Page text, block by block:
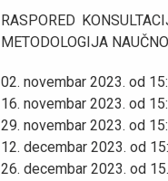
RASPORED
METODOLOGIJA
02. novembar 2023. od
16. novembar 2023. od
29. novembar 2023. od
12. decembar 2023. od
26. decembar 2023. od